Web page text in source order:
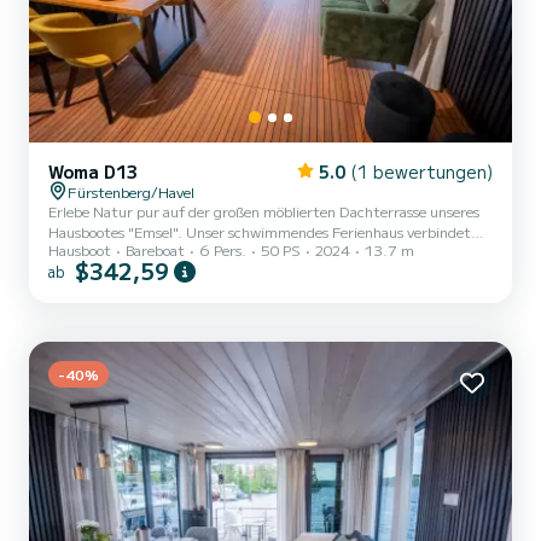
Woma D13 5.0 (1 bewertungen)
Fürstenberg/Havel
Erlebe Natur pur auf der großen möblierten Dachterrasse unseres
Hausbootes "Emsel". Unser schwimmendes Ferienhaus verbindet
den Charme eines Hausbootes mit neuesten technischen
Anforderungen und Feinheiten im modernen Design. Mit seiner
führerscheinfreie Hausboot ist modern eingerichtet und verfügt
über 48 Quadratmeter Wo...
Hausboot Bareboat 6 Pers. 50 PS 2024 13.7 m
ab $342,59
-40%